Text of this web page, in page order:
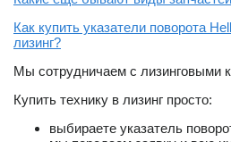
Как купить указатели поворота
лизинг?
Мы сотрудничаем с лизинговыми
Купить технику в лизинг просто:
выбираете указатель